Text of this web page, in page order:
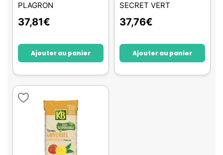
PLAGRON
37,81€
Ajouter au panier
SECRET VERT
37,76€
Ajouter au panier